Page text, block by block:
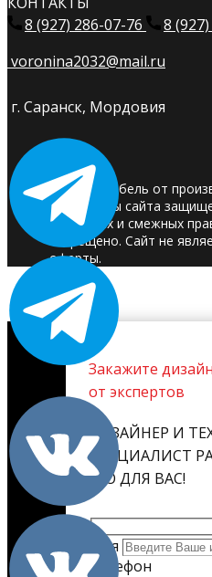
8 (927) 286-07-76
8
voronina2032@mail.ru
г. Саранск, Мордовия
© 2025. Мебель от
Материалы сайта
авторских и смежных
запрещено. Сайт не
оферты.
Закажите
от экспертов
ДИЗАЙНЕР И
СПЕЦИАЛИСТ
ЕГО ДЛЯ ВАС!
Имя
Телефон